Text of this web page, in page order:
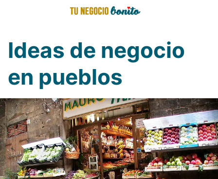
Ideas de negocio
en pueblos